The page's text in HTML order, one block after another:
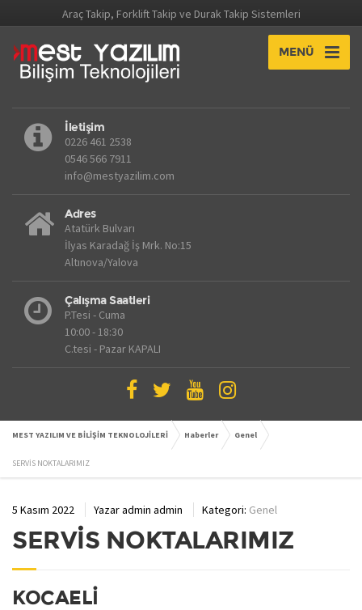
Araç Takip, Forklift Takip ve Durak Takip Sistemleri
MENÜ
İletişim
0226 461 2538
0546 566 7911
info@mestyazilim.com
Adres
Atatürk Bulvarı
İlyas Karadağ İş Mrk. No:15
Altınova/Yalova
Çalışma Saatleri
P.Tesi - Cuma
10:00 - 18:30
C.tesi - Pazar KAPALI
MEST YAZILIM VE BİLİŞİM TEKNOLOJİLERİ Haberler Genel
SERVİS NOKTALARIMIZ
5 Kasım 2022 Yazaradmin admin Kategori: Genel
SERVİS NOKTALARIMIZ
KOCAELİ